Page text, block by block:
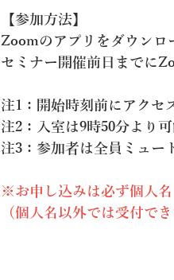
【参加方法】
Zoomのアプリをダウンロ
セミナー開催前日までに
注1：開始時刻前にアクセ
注2：入室は9時50分より
注3：参加者は全員ミュー
※お申し込みは必ず個人名
（個人名以外では受付で